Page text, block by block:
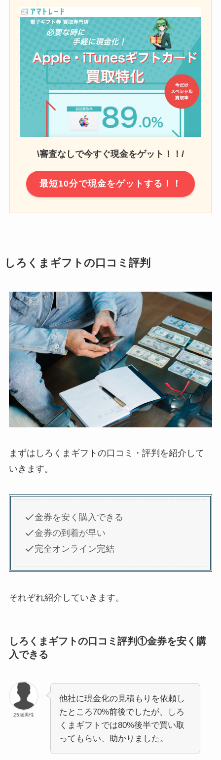
\審査なしで今すぐ現金をゲット！！/
最短10分で現金をゲットする！！
しろくまギフトの口コミ評判
まずはしろくまギフトの口コミ・評判を紹介して
いきます。
金券を安く購入できる
金券の到着が早い
完全オンライン完結
それぞれ紹介していきます。
しろくまギフトの口コミ評判①金券を安く購
入できる
25歳男性
他社に現金化の見積もりを依頼し
たところ70%前後でしたが、しろ
くまギフトでは80%後半で買い取
ってもらい、助かりました。